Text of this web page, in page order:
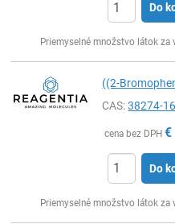
Do
Priemyselné množstvo látok za
((2-
CAS:38274-
cena bez DPH €
Do
Priemyselné množstvo látok za